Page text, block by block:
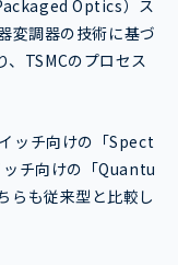
Optics）ス
変調器の技術に基づ
、TSMCのプロセス
ッチ向けの「Spect
チ向けの「Quantu
も従来型と比較し